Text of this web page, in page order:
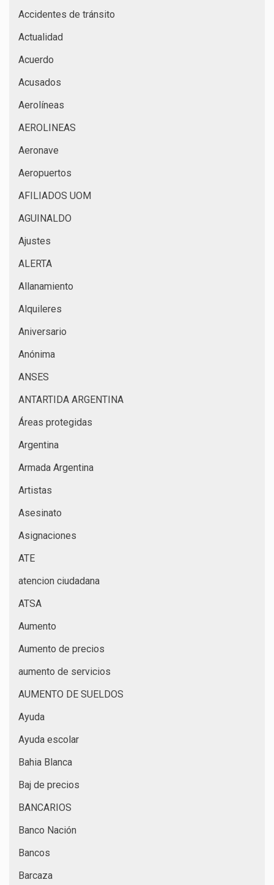
Accidentes de tránsito
Actualidad
Acuerdo
Acusados
Aerolíneas
AEROLINEAS
Aeronave
Aeropuertos
AFILIADOS UOM
AGUINALDO
Ajustes
ALERTA
Allanamiento
Alquileres
Aniversario
Anónima
ANSES
ANTARTIDA ARGENTINA
Áreas protegidas
Argentina
Armada Argentina
Artistas
Asesinato
Asignaciones
ATE
atencion ciudadana
ATSA
Aumento
Aumento de precios
aumento de servicios
AUMENTO DE SUELDOS
Ayuda
Ayuda escolar
Bahia Blanca
Baj de precios
BANCARIOS
Banco Nación
Bancos
Barcaza